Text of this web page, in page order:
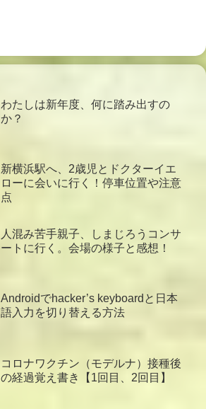
わたしは新年度、何に踏み出すの
か？
新横浜駅へ、2歳児とドクターイエ
ローに会いに行く！停車位置や注意
点
人混み苦手親子、しまじろうコンサ
ートに行く。会場の様子と感想！
Androidでhacker’s keyboardと日本
語入力を切り替える方法
コロナワクチン（モデルナ）接種後
の経過覚え書き【1回目、2回目】